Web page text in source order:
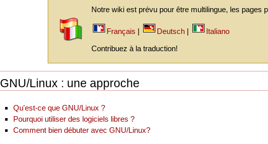
Notre wiki est prévu pour être multilingue, les pages
Français | Deutsch|
Italiano
Contribuez à la traduction!
GNU/Linux : une approche
Qu'est-ce que GNU/Linux ?
Pourquoi utiliser des logiciels libres ?
Comment bien débuter avec GNU/Linux?